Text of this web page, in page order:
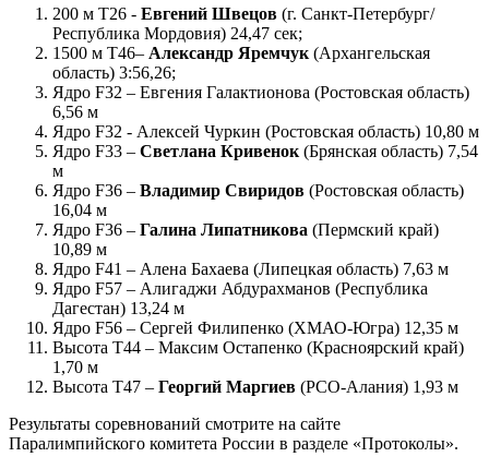
200 м Т26 - Евгений Швецов (г. Санкт-Петербург/
Республика Мордовия) 24,47 сек;
1500 м Т46– Александр Яремчук (Архангельская
область) 3:56,26;
Ядро F32 – Евгения Галактионова (Ростовская область)
6,56 м
Ядро F32 - Алексей Чуркин (Ростовская область) 10,80 м
Ядро F33 – Светлана Кривенок (Брянская область) 7,54
м
Ядро F36 – Владимир Свиридов (Ростовская область)
16,04 м
Ядро F36 – Галина Липатникова (Пермский край)
10,89 м
Ядро F41 – Алена Бахаева (Липецкая область) 7,63 м
Ядро F57 – Алигаджи Абдурахманов (Республика
Дагестан) 13,24 м
Ядро F56 – Сергей Филипенко (ХМАО-Югра) 12,35 м
Высота Т44 – Максим Остапенко (Красноярский край)
1,70 м
Высота Т47 – Георгий Маргиев (РСО-Алания) 1,93 м
Результаты соревнований смотрите на сайте
Паралимпийского комитета России в разделе «Протоколы».